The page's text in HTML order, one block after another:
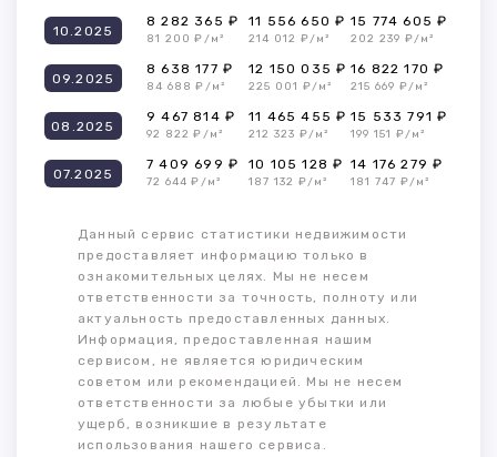
10.2025
8 282 365 ₽
81 200 ₽/м²
11 556 650 ₽
214 012 ₽/м²
15 774 605 ₽
202 239 ₽/м²
09.2025
8 638 177 ₽
84 688 ₽/м²
12 150 035 ₽
225 001 ₽/м²
16 822 170 ₽
215 669 ₽/м²
08.2025
9 467 814 ₽
92 822 ₽/м²
11 465 455 ₽
212 323 ₽/м²
15 533 791 ₽
199 151 ₽/м²
07.2025
7 409 699 ₽
72 644 ₽/м²
10 105 128 ₽
187 132 ₽/м²
14 176 279 ₽
181 747 ₽/м²
Данный сервис статистики недвижимости
предоставляет информацию только в
ознакомительных целях. Мы не несем
ответственности за точность, полноту или
актуальность предоставленных данных.
Информация, предоставленная нашим
сервисом, не является юридическим
советом или рекомендацией. Мы не несем
ответственности за любые убытки или
ущерб, возникшие в результате
использования нашего сервиса.